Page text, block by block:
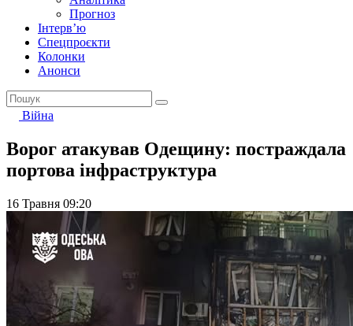
Прогноз
Інтерв’ю
Спецпроєкти
Колонки
Анонси
Війна
Ворог атакував Одещину: постраждала
портова інфраструктура
16 Травня 09:20